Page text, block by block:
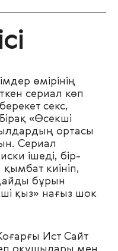
өмірінің
сериал көп
секс,
«Өсекші
ортасы
Сериал
ішеді, бір-
қымбат киініп,
бұрын
қыз» нағыз шок
Ист Сайт